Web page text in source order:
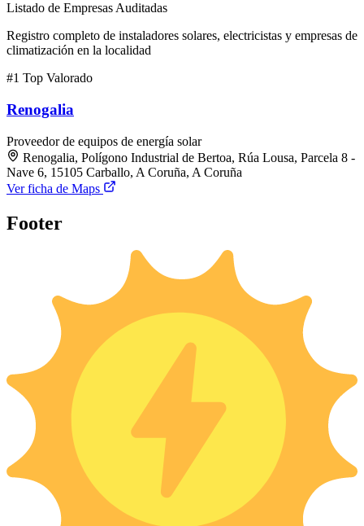
Listado de Empresas Auditadas
Registro completo de instaladores solares, electricistas y empresas de
climatización en la localidad
#1 Top Valorado
Renogalia
Proveedor de equipos de energía solar
Renogalia, Polígono Industrial de Bertoa, Rúa Lousa, Parcela 8 -
Nave 6, 15105 Carballo, A Coruña, A Coruña
Ver ficha de Maps
Footer